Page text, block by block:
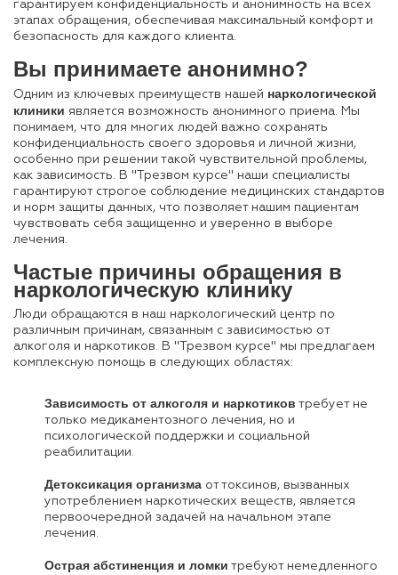
гарантируем конфиденциальность и анонимность на всех
этапах обращения, обеспечивая максимальный комфорт и
безопасность для каждого клиента.
Вы принимаете анонимно?
Одним из ключевых преимуществ нашей наркологической
клиники является возможность анонимного приема. Мы
понимаем, что для многих людей важно сохранять
конфиденциальность своего здоровья и личной жизни,
особенно при решении такой чувствительной проблемы,
как зависимость. В "Трезвом курсе" наши специалисты
гарантируют строгое соблюдение медицинских стандартов
и норм защиты данных, что позволяет нашим пациентам
чувствовать себя защищенно и уверенно в выборе
лечения.
Частые причины обращения в
наркологическую клинику
Люди обращаются в наш наркологический центр по
различным причинам, связанным с зависимостью от
алкоголя и наркотиков. В "Трезвом курсе" мы предлагаем
комплексную помощь в следующих областях:
Зависимость от алкоголя и наркотиков требует не
только медикаментозного лечения, но и
психологической поддержки и социальной
реабилитации.
Детоксикация организма от токсинов, вызванных
употреблением наркотических веществ, является
первоочередной задачей на начальном этапе
лечения.
Острая абстиненция и ломки требуют немедленного